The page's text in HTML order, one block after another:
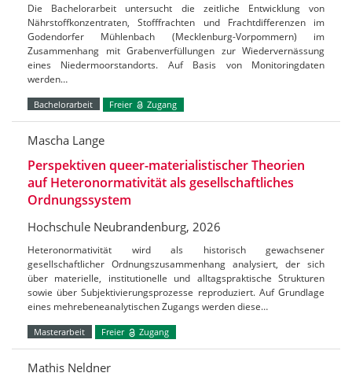
Die Bachelorarbeit untersucht die zeitliche Entwicklung von
Nährstoffkonzentraten, Stofffrachten und Frachtdifferenzen im
Godendorfer Mühlenbach (Mecklenburg-Vorpommern) im
Zusammenhang mit Grabenverfüllungen zur Wiedervernässung
eines Niedermoorstandorts. Auf Basis von Monitoringdaten
werden…
Bachelorarbeit Freier Zugang
Mascha Lange
Perspektiven queer-materialistischer Theorien
auf Heteronormativität als gesellschaftliches
Ordnungssystem
Hochschule Neubrandenburg, 2026
Heteronormativität wird als historisch gewachsener
gesellschaftlicher Ordnungszusammenhang analysiert, der sich
über materielle, institutionelle und alltagspraktische Strukturen
sowie über Subjektivierungsprozesse reproduziert. Auf Grundlage
eines mehrebeneanalytischen Zugangs werden diese…
Masterarbeit Freier Zugang
Mathis Neldner